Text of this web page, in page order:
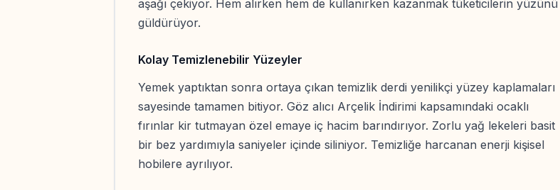
aşağı çekiyor. Hem alırken hem de kullanırken kazanmak tüketicilerin yüzünü
güldürüyor.
Kolay Temizlenebilir Yüzeyler
Yemek yaptıktan sonra ortaya çıkan temizlik derdi yenilikçi yüzey kaplamaları
sayesinde tamamen bitiyor. Göz alıcı Arçelik İndirimi kapsamındaki ocaklı
fırınlar kir tutmayan özel emaye iç hacim barındırıyor. Zorlu yağ lekeleri basit
bir bez yardımıyla saniyeler içinde siliniyor. Temizliğe harcanan enerji kişisel
hobilere ayrılıyor.